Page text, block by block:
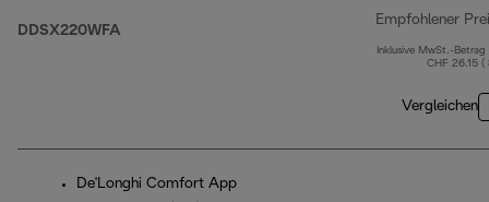
DDSX220WFA
Empfohlener
Inklusive MwSt.-Betrag
CHF 26.15 (
Vergleichen
De'Longhi Comfort App